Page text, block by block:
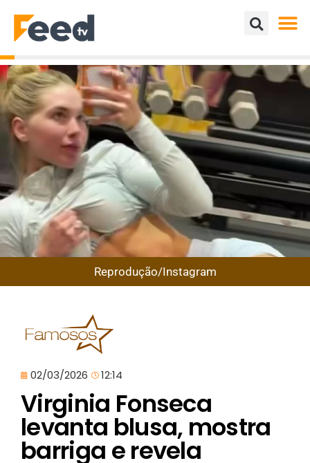
Reprodução/Instagram
02/03/2026 12:14
Virginia Fonseca
levanta blusa, mostra
barriga e revela